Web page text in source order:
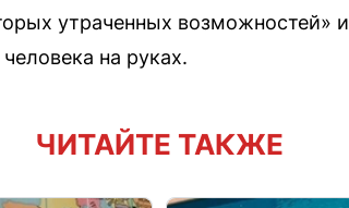
утраченных возможностей»
на руках.
ЧИТАЙТЕ ТАКЖЕ